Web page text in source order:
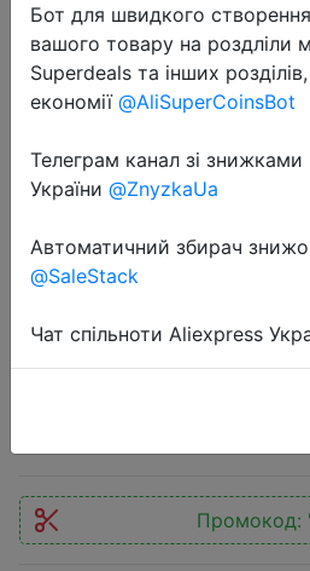
2019-08-07
Xiaomi Redmi Note 7
48MP IMX 586
мобильный
Промокод:
Бот для швидкого
вашого товару на роздліли
Superdeals та інших
економії @AliSuperCoinsBot
Телеграм канал зі
України @ZnyzkaUa
Автоматичний збирач
@SaleStack
Чат спільноти Aliexpress